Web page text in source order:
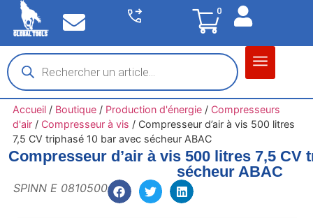
0
Accueil/ Boutique/ Production d'énergie/ Compresseurs
d'air/ Compresseur à vis / Compresseur d’air à vis 500 litres
7,5 CV triphasé 10 bar avec sécheur ABAC
Compresseur d’air à vis 500 litres 7,5 CV
sécheur ABAC
SPINN E 0810500